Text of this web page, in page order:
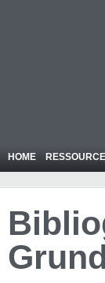
HOME